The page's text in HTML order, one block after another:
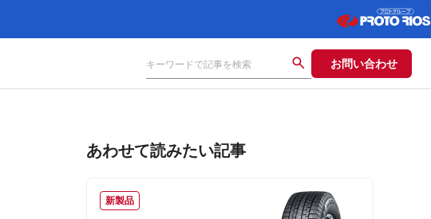
お問い合わせ
あわせて読みたい記事
新製品